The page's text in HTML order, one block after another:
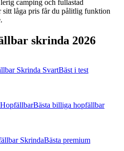
camping och fullastad
sitt låga pris får du pålitlig funktion
skrinda 2026
Skrinda SvartBäst i test
Bästa billiga hopfällbar
SkrindaBästa premium